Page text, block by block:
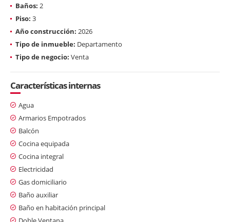
Baños: 2
Piso: 3
Año construcción: 2026
Tipo de inmueble: Departamento
Tipo de negocio: Venta
Características internas
Agua
Armarios Empotrados
Balcón
Cocina equipada
Cocina integral
Electricidad
Gas domiciliario
Baño auxiliar
Baño en habitación principal